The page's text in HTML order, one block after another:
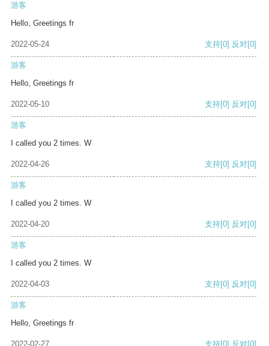
游客
Hello, Greetings fr
2022-05-24 支持[0] 反对[0]
游客
Hello, Greetings fr
2022-05-10 支持[0] 反对[0]
游客
I called you 2 times. W
2022-04-26 支持[0] 反对[0]
游客
I called you 2 times. W
2022-04-20 支持[0] 反对[0]
游客
I called you 2 times. W
2022-04-03 支持[0] 反对[0]
游客
Hello, Greetings fr
2022-02-27 支持[0] 反对[0]